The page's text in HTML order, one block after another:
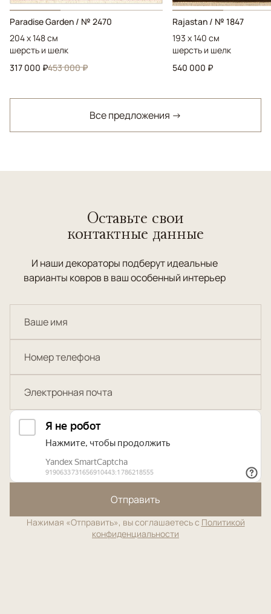
Paradise Garden / № 2470
204 x 148 см
шерсть и шелк
317 000 ₽453 000 ₽
Rajastan / № 1847
193 x 140 см
шерсть и шелк
540 000 ₽
Все предложения →
Оставьте свои
контактные данные
И наши декораторы подберут идеальные
варианты ковров в ваш особенный интерьер
Отправить
Нажимая «Отправить», вы соглашаетесь с Политикой
конфиденциальности